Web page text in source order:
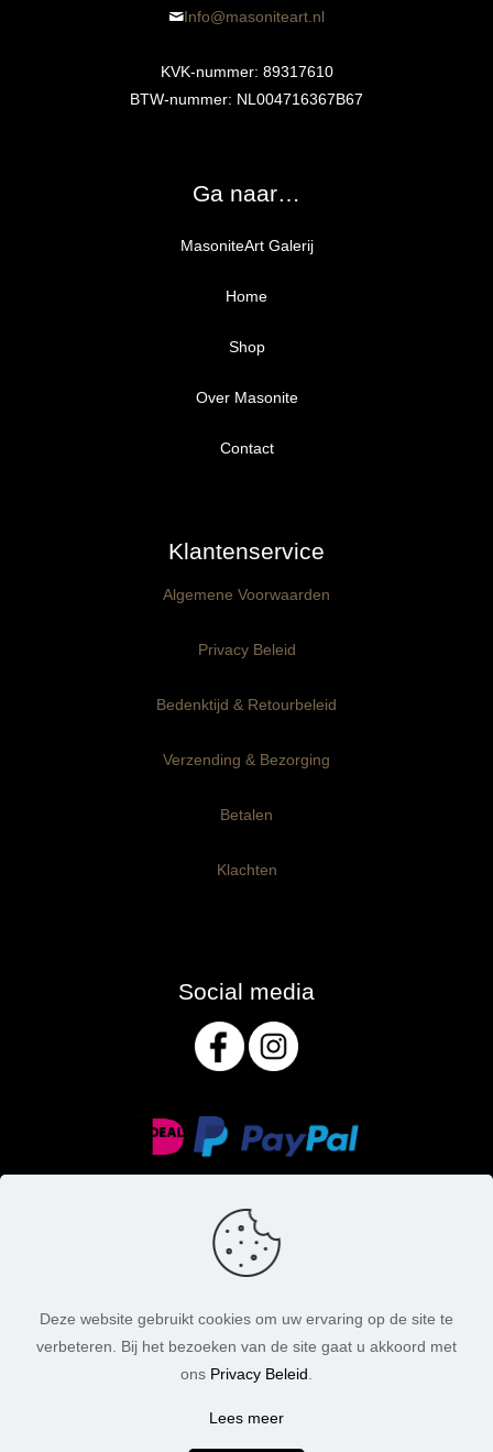
Info@masoniteart.nl
KVK-nummer: 89317610
BTW-nummer: NL004716367B67
Ga naar…
MasoniteArt Galerij
Home
Shop
Alle producten
Proefpakket
3mm dik
6mm dik
Kant-en-Klaar panelen
3mm dik
6mm dik
Ophangklaar panelen
Maatwerk
Over Masonite
Contact
Klantenservice
Algemene Voorwaarden
Privacy Beleid
Bedenktijd & Retourbeleid
Verzending & Bezorging
Betalen
Klachten
Social media
© MasoniteArt. Alle rechten voorbehouden. 2026 |
Webdesign:Chuck's Webdesign
Deze website gebruikt cookies om uw ervaring op de site te
verbeteren. Bij het bezoeken van de site gaat u akkoord met
ons Privacy Beleid
Lees meer